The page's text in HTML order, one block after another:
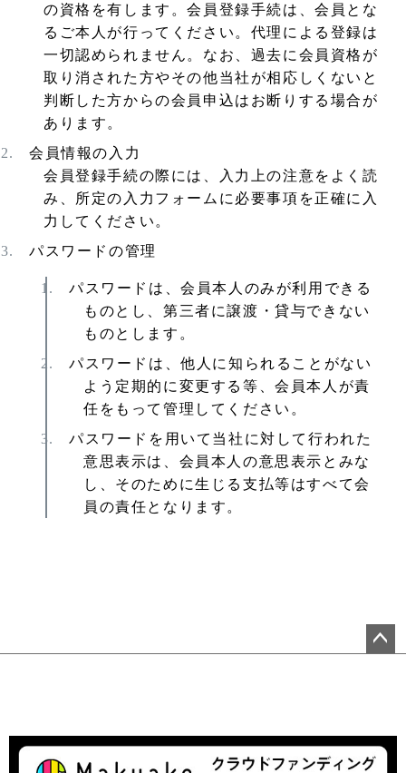
の資格を有します。会員登録手続は、会員とな
るご本人が行ってください。代理による登録は
一切認められません。なお、過去に会員資格が
取り消された方やその他当社が相応しくないと
判断した方からの会員申込はお断りする場合が
あります。
会員情報の入力
会員登録手続の際には、入力上の注意をよく読
み、所定の入力フォームに必要事項を正確に入
力してください。
パスワードの管理
パスワードは、会員本人のみが利用できる
ものとし、第三者に譲渡・貸与できない
ものとします。
パスワードは、他人に知られることがない
よう定期的に変更する等、会員本人が責
任をもって管理してください。
パスワードを用いて当社に対して行われた
意思表示は、会員本人の意思表示とみな
し、そのために生じる支払等はすべて会
員の責任となります。
ト
ッ